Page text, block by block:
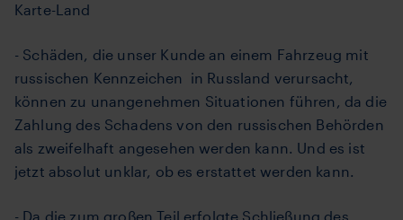
Karte-Land
- Schäden, die unser Kunde an einem Fahrzeug mit
russischen Kennzeichen in Russland verursacht,
können zu unangenehmen Situationen führen, da die
Zahlung des Schadens von den russischen Behörden
als zweifelhaft angesehen werden kann. Und es ist
jetzt absolut unklar, ob es erstattet werden kann.
- Da die zum großen Teil erfolgte Schließung des